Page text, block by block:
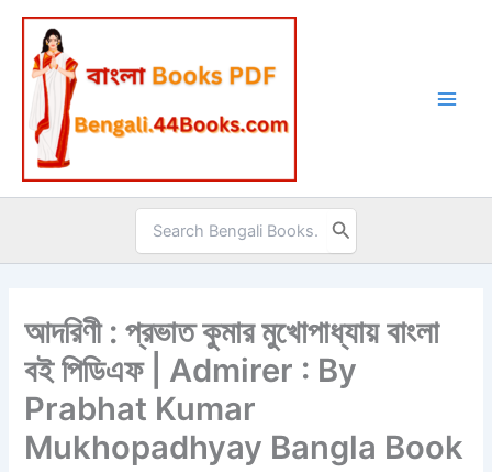
Skip
content
Search
for:
আদরিণী : প্রভাত কুমার মুখোপাধ্যায় বাংলা
বই পিডিএফ | Admirer : By
Prabhat Kumar
Mukhopadhyay Bangla Book